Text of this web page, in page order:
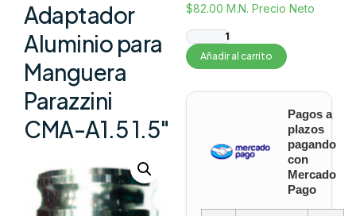
Adaptador
Aluminio para
Manguera
Parazzini
CMA-A1.5 1.5″
$82.00 M.N. Precio Neto
Añadir al carrito
Pagos a
plazos
pagando
con
Mercado
Pago